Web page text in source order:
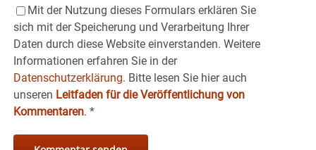
Mit der Nutzung dieses Formulars erklären Sie
sich mit der Speicherung und Verarbeitung Ihrer
Daten durch diese Website einverstanden. Weitere
Informationen erfahren Sie in der
Datenschutzerklärung. Bitte lesen Sie hier auch
unseren Leitfaden für die Veröffentlichung von
Kommentaren. *